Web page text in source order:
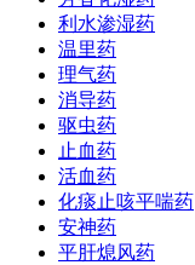
利水渗湿药
温里药
理气药
消导药
驱虫药
止血药
活血药
化痰止咳平喘药
安神药
平肝熄风药